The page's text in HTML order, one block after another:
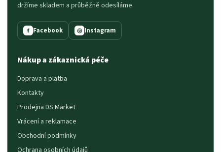
držíme skladem a průběžně odesíláme.
f Facebook ◎ Instagram
Nákup a zákaznická péče
Doprava a platba
Kontakty
Prodejna DS Market
Vrácení a reklamace
Obchodní podmínky